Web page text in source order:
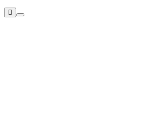
Weitere
Informationen
Hauptmenü